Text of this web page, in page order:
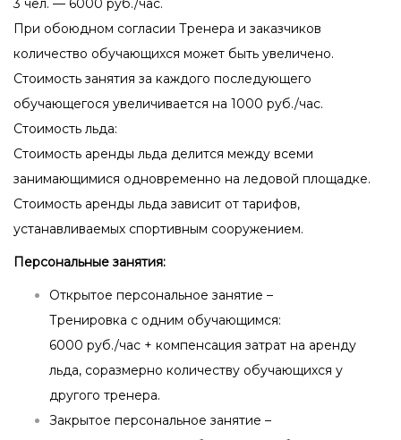
3 чел. — 6000 руб./час.
При обоюдном согласии Тренера и заказчиков
количество обучающихся может быть увеличено.
Стоимость занятия за каждого последующего
обучающегося увеличивается на 1000 руб./час.
Стоимость льда:
Стоимость аренды льда делится между всеми
занимающимися одновременно на ледовой площадке.
Стоимость аренды льда зависит от тарифов,
устанавливаемых спортивным сооружением.
Персональные занятия:
Открытое персональное занятие –
Тренировка с одним обучающимся:
6000 руб./час + компенсация затрат на аренду
льда, соразмерно количеству обучающихся у
другого тренера.
Закрытое персональное занятие –